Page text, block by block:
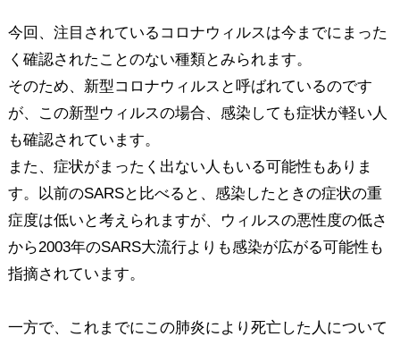
今回、注目されているコロナウィルスは今までにまった
く確認されたことのない種類とみられます。
そのため、新型コロナウィルスと呼ばれているのです
が、この新型ウィルスの場合、感染しても症状が軽い人
も確認されています。
また、症状がまったく出ない人もいる可能性もありま
す。以前のSARSと比べると、感染したときの症状の重
症度は低いと考えられますが、ウィルスの悪性度の低さ
から2003年のSARS大流行よりも感染が広がる可能性も
指摘されています。
一方で、これまでにこの肺炎により死亡した人について